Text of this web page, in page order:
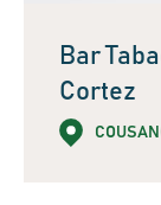
Bar
Cortez